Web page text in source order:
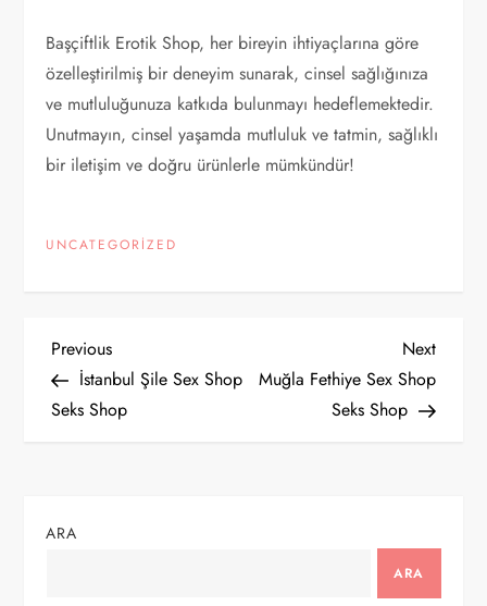
Başçiftlik Erotik Shop, her bireyin ihtiyaçlarına göre
özelleştirilmiş bir deneyim sunarak, cinsel sağlığınıza
ve mutluluğunuza katkıda bulunmayı hedeflemektedir.
Unutmayın, cinsel yaşamda mutluluk ve tatmin, sağlıklı
bir iletişim ve doğru ürünlerle mümkündür!
UNCATEGORIZED
Y
a
Previous
Post
Previous
İstanbul Şile Sex Shop
Seks Shop
Next
Post
Next
Muğla Fethiye Sex Shop
Seks Shop
ARA
ARA